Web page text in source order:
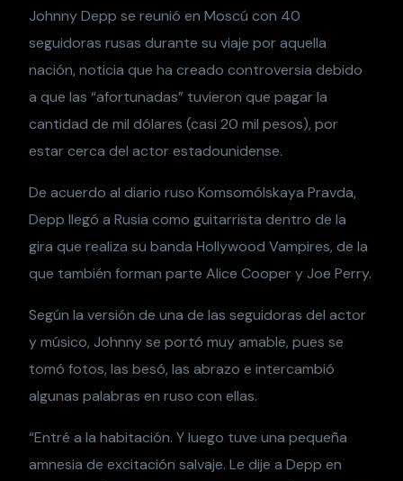
Johnny Depp se reunió en Moscú con 40
seguidoras rusas durante su viaje por aquella
nación, noticia que ha creado controversia debido
a que las “afortunadas” tuvieron que pagar la
cantidad de mil dólares (casi 20 mil pesos), por
estar cerca del actor estadounidense.
De acuerdo al diario ruso Komsomólskaya Pravda,
Depp llegó a Rusia como guitarrista dentro de la
gira que realiza su banda Hollywood Vampires, de la
que también forman parte Alice Cooper y Joe Perry.
Según la versión de una de las seguidoras del actor
y músico, Johnny se portó muy amable, pues se
tomó fotos, las besó, las abrazo e intercambió
algunas palabras en ruso con ellas.
“Entré a la habitación. Y luego tuve una pequeña
amnesia de excitación salvaje. Le dije a Depp en